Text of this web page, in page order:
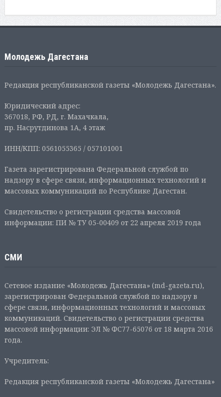
Молодежь Дагестана
Редакция республиканской газеты «Молодежь Дагестана».
Юридический адрес:
367018, РФ, РД, г. Махачкала,
пр. Насрутдинова 1А, 4 этаж
ИНН/КПП: 0561055365 / 057101001
Газета зарегистрирована Федеральной службой по
надзору в сфере связи, информационных технологий и
массовых коммуникаций по Республике Дагестан.
Свидетельство о регистрации средства массовой
информации: ПИ № ТУ 05-00409 от 22 апреля 2019 года
СМИ
Сетевое издание «Молодежь Дагестана» (md-gazeta.ru),
зарегистрирован Федеральной службой по надзору в
сфере связи, информационных технологий и массовых
коммуникаций. Свидетельство о регистрации средства
массовой информации: ЭЛ № ФС77-65076 от 18 марта 2016
года.
Учредитель:
Редакция республиканской газеты «Молодежь Дагестана»